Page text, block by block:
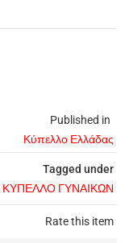
Published in
Κύπελλο Ελλάδας
Tagged under
ΚΥΠΕΛΛΟ ΓΥΝΑΙΚΩΝ
Rate this item